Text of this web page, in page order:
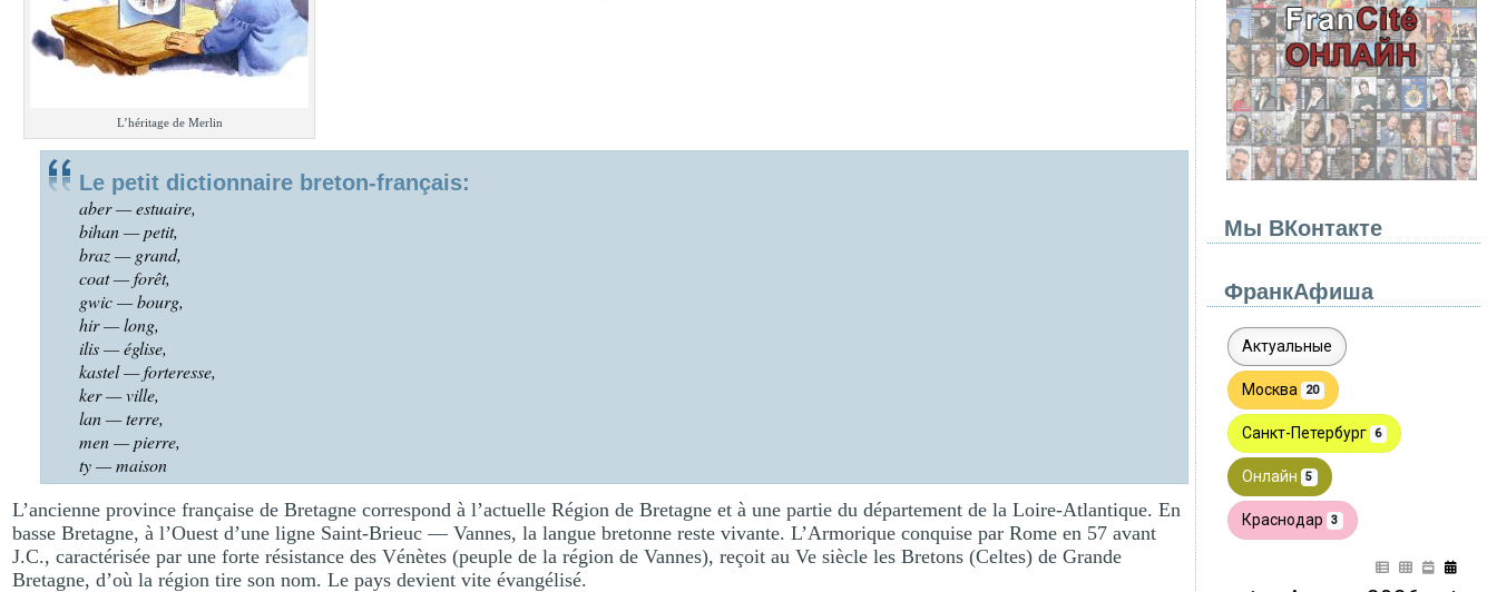
L’héritage de Merlin
Le petit dictionnaire breton-français:
aber —estuaire,
bihan — petit,
braz — grand,
coat — forêt,
gwic — bourg,
hir — long,
ilis — église,
kastel — forteresse,
ker — ville,
lan — terre,
men — pierre,
ty — maison
L’ancienne province française de Bretagne correspond à l’actuelle Région de Bretagne et à une partie du département de la Loire-Atlantique. En
basse Bretagne, à l’Ouest d’une ligne Saint-Brieuc — Vannes, la langue bretonne reste vivante. L’Armorique conquise par Rome en 57 avant
J.C., caractérisée par une forte résistance des Vénètes (peuple de la région de Vannes), reçoit au Ve siècle les Bretons (Celtes) de Grande
Bretagne, d’où la région tire son nom. Le pays devient vite évangélisé.
Мы ВКонтакте
ФранкАфиша